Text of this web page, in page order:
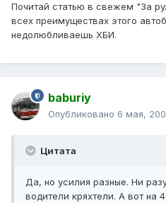
Почитай статью в свежем "За
всех преимуществах этого
недолюбливаешь ХБИ.
baburiy
Опубликовано 6 мая,
Цитата
Да, но усилия разные. Ни
водители кряхтели. А вот на